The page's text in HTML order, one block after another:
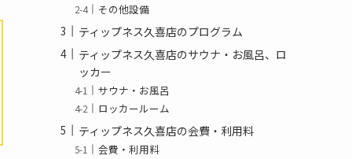
その他設備
ティップネス久喜店のプログラム
ティップネス久喜店のサウナ・お風呂、ロ
ッカー
サウナ・お風呂
ロッカールーム
ティップネス久喜店の会費・利用料
会費・利用料